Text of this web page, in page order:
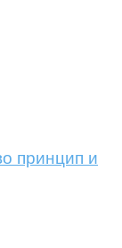
принцип и